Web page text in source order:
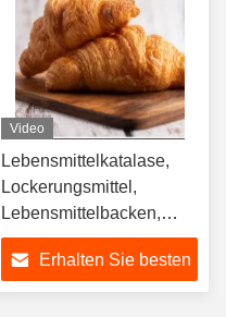
Video
Lebensmittelkatalase,
Lockerungsmittel,
Lebensmittelbacken,
Brotbacken
Erhalten Sie besten